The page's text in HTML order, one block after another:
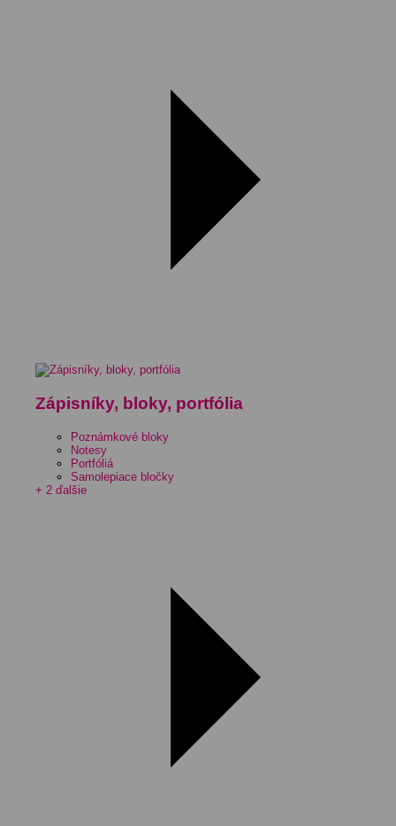
Zápisníky, bloky, portfólia
Poznámkové bloky
Notesy
Portfóliá
Samolepiace bločky
+ 2 ďalšie